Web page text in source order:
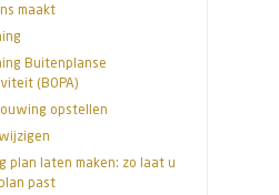
maakt
Buitenplanse
(BOPA)
opstellen
plan laten maken: zo laat u
past